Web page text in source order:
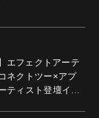
エフェクトアーテ
ネクトツー×アプ
ティスト登壇イベ